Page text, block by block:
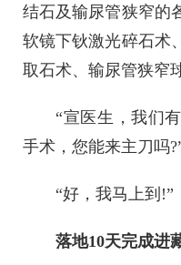
结石及输尿管狭窄的
软镜下钬激光碎石术
取石术、输尿管狭窄
“宣医生，我们
手术，您能来主刀吗
“好，我马上到!”
落地10天完成进